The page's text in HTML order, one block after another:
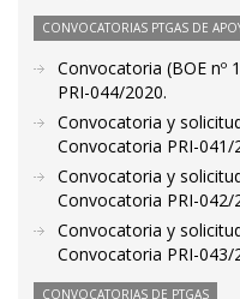
CONVOCATORIAS PTGAS DE
Convocatoria (BOE nº
PRI-044/2020.
Convocatoria y
Convocatoria PRI-041/
Convocatoria y
Convocatoria PRI-042/
Convocatoria y
Convocatoria PRI-043/
CONVOCATORIAS DE PTGAS